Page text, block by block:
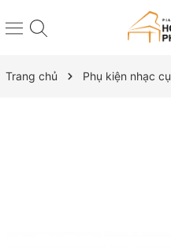
Trang chủ Phụ kiện nhạc cụ